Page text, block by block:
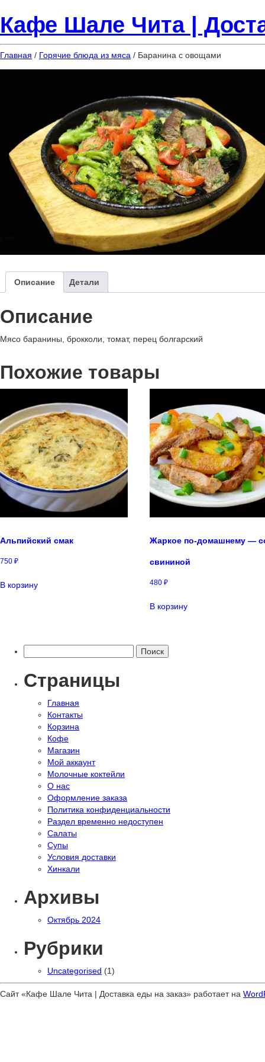
Кафе Шале Чита |
Главная / Горячие блюда из мяса / Баранина с овощами
Описание Детали
Описание
Мясо баранины, брокколи, томат, перец болгарский
Похожие товары
Альпийский смак
750 ₽
В корзину
Жаркое по-домашнему —
свининой
480₽
В корзину
Страницы
Главная
Контакты
Корзина
Кофе
Магазин
Мой аккаунт
Молочные коктейли
О нас
Оформление заказа
Политика конфиденциальности
Раздел временно недоступен
Салаты
Супы
Условия доставки
Хинкали
Архивы
Октябрь 2024
Рубрики
Uncategorised (1)
Сайт «Кафе Шале Чита | Доставка еды на заказ» работает на